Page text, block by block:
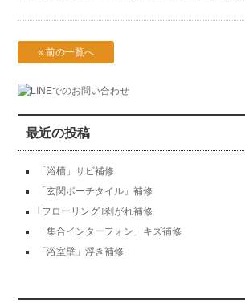
« 前の一覧へ
最近の投稿
「浴槽」サビ補修
「玄関ポーチタイル」補修
｢フローリング｣剥がれ補修
「集合インターフォン」キズ補修
「浴室壁」浮き補修